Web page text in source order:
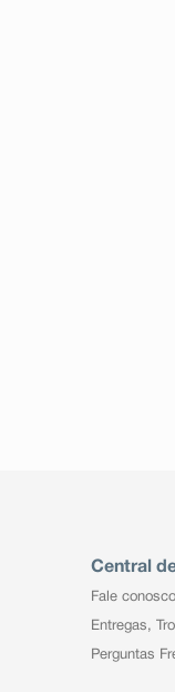
Central
Fale conosco
Entregas,
Perguntas